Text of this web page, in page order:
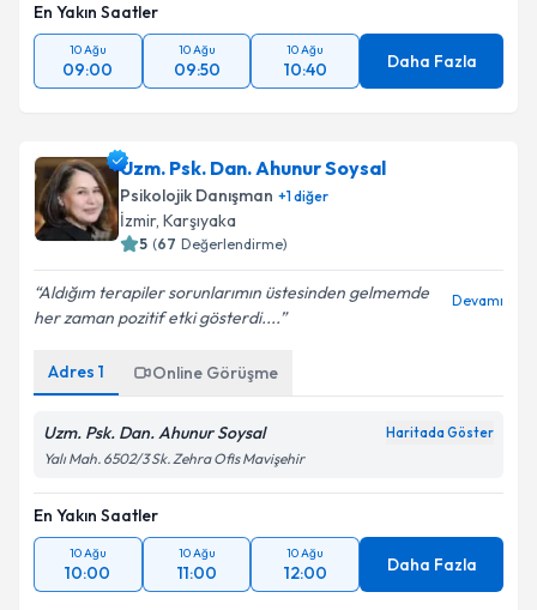
En Yakın Saatler
10 Ağu
09:00
10 Ağu
09:50
10 Ağu
10:40 Daha Fazla
Uzm. Psk. Dan. Ahunur Soysal
Psikolojik Danışman +1diğer
İzmir, Karşıyaka
5 (67 Değerlendirme)
Aldığım terapiler sorunlarımın üstesinden gelmemde
her zaman pozitif etki gösterdi....
Devamı
Adres 1 Online Görüşme
Uzm. Psk. Dan. Ahunur Soysal Haritada Göster
Yalı Mah. 6502/3 Sk. Zehra Ofis Mavişehir
En Yakın Saatler
10 Ağu
10:00
10 Ağu
11:00
10 Ağu
12:00 Daha Fazla